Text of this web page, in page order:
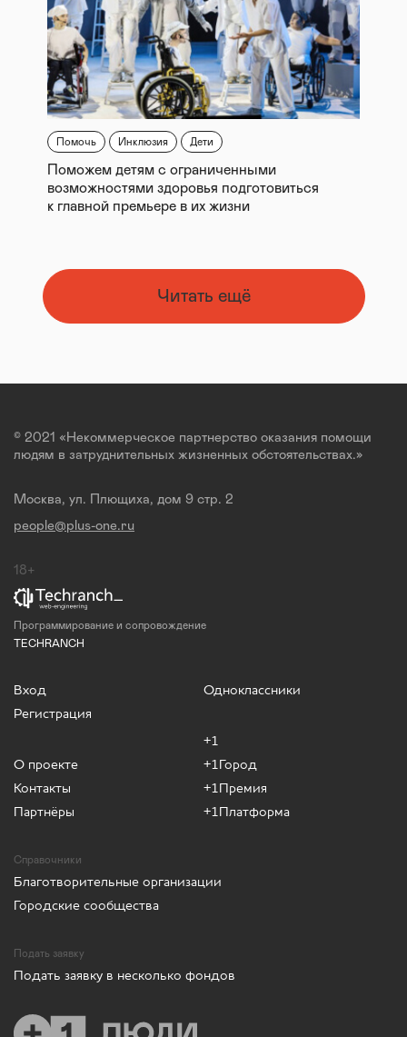
Помочь Инклюзия Дети
Поможем детям с ограниченными
возможностями здоровья подготовиться
к главной премьере в их жизни
Читать ещё
© 2021 «Некоммерческое партнерство оказания помощи
людям в затруднительных жизненных обстоятельствах.»
Москва, ул. Плющиха, дом 9 стр. 2
people@plus-one.ru
18+
Программирование и сопровождение
TECHRANCH
Вход
Регистрация
О проекте
Контакты
Партнёры
Одноклассники
+1
+1Город
+1Премия
+1Платформа
Справочники
Благотворительные организации
Городские сообщества
Подать заявку
Подать заявку в несколько фондов